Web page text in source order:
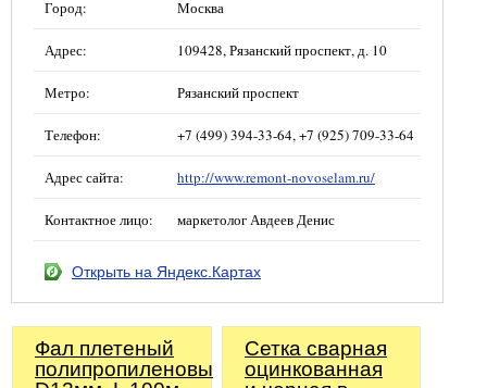
Город: Москва
Адрес: 109428, Рязанский проспект, д. 10
Метро: Рязанский проспект
Телефон: +7 (499) 394-33-64, +7 (925) 709-33-64
Адрес сайта: http://www.remont-novoselam.ru/
Контактное лицо: маркетолог Авдеев Денис
Открыть на Яндекс.Картах
Фал плетеный
полипропиленовый,
Сетка сварная
оцинкованная